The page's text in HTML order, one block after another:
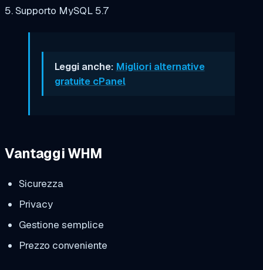
5. Supporto MySQL 5.7
Leggi anche: Migliori alternative
gratuite cPanel
Vantaggi WHM
Sicurezza
Privacy
Gestione semplice
Prezzo conveniente